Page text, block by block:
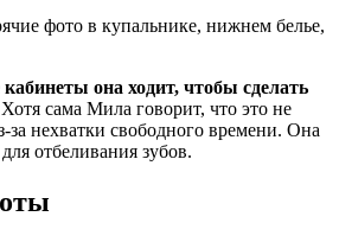
она ходит, чтобы сделать
Хотя сама Мила говорит, что это не
за нехватки свободного времени. Она
отбеливания зубов.